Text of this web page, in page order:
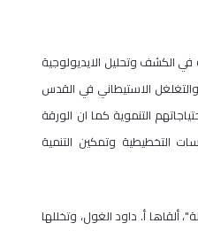
الكشف وتحليل الايديولوجية
الاستيطاني في القدس
التنموية كما ان الورقة
التخطيطية وتمكين التنمية
ألقاها أ. داود الغول، وتخللها